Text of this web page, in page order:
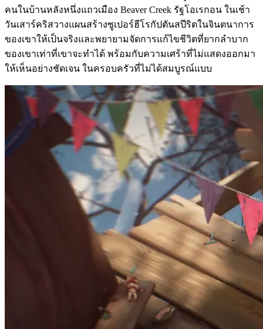
คนในบ้านหลังหนึ่งแถวเมือง Beaver Creek รัฐโอเรกอน ในเช้า
วันเสาร์คริสวางแผนสร้างซูเปอร์ฮีโรกัปตันสปีริตในจินตนาการ
ของเขาให้เป็นจริงและพยายามจัดการแก้ไขชีวิตที่ยากลำบาก
ของเขาเท่าที่เขาจะทำได้ พร้อมกับความเศร้าที่ไม่แสดงออกมา
ให้เห็นอย่างชัดเจน ในครอบครัวที่ไม่ได้สมบูรณ์แบบ